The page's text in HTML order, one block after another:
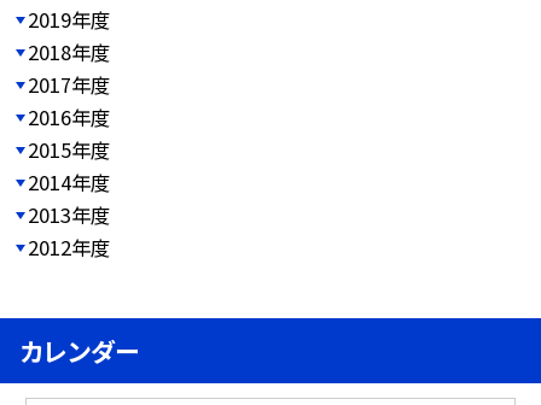
2019年度
2018年度
2017年度
2016年度
2015年度
2014年度
2013年度
2012年度
カレンダー